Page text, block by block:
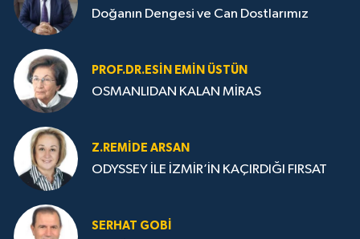
Doğanın Dengesi ve Can Dostlarımız
PROF.DR.ESIN EMIN ÜSTÜN
OSMANLIDAN KALAN MİRAS
Z.REMIDE ARSAN
ODYSSEY İLE İZMİR’İN KAÇIRDIĞI FIRSAT
SERHAT GOBİ